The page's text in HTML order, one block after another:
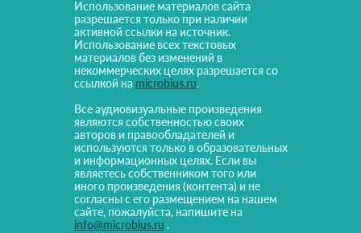
Использование материалов сайта
разрешается только при наличии
активной ссылки на источник.
Использование всех текстовых
материалов без изменений в
некоммерческих целях разрешается со
ссылкой на microbius.ru.
Все аудиовизуальные произведения
являются собственностью своих
авторов и правообладателей и
используются только в образовательных
и информационных целях. Если вы
являетесь собственником того или
иного произведения (контента) и не
согласны с его размещением на нашем
сайте, пожалуйста, напишите на
info@microbius.ru .